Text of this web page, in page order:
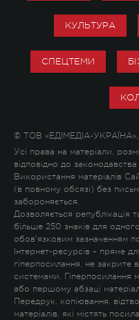
КУЛЬТУРА
СПЕЦТЕМИ
© ТОВ «ЕДІМЕДІА-
Усі права на матеріали,
відповідно до
Використання матеріалів
(в повному обсязі) без
забороняється.
Дозволяється републікація
більше 250 знаків для
обов'язковим зазначенням
Інтернет-ресурсів – пряме
гіперпосилання, не закрите
системами. Гіперпосилання
або першому абзаці
Передрук, копіювання,
матеріалів, які містять